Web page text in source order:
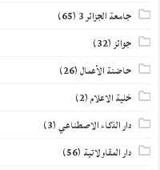
جامعة الجزائر 3 (65)
جوائز(32)
حاضنة الأعمال(26)
خلية الاعلام(2)
دار الذكاء الاصطناعي(3)
دار المقاولاتية (56)